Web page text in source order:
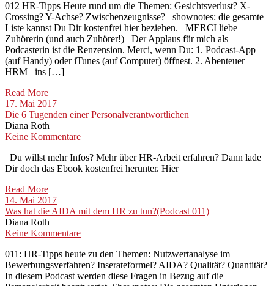
012 HR-Tipps Heute rund um die Themen: Gesichtsverlust? X-
Crossing? Y-Achse? Zwischenzeugnisse? shownotes: die gesamte
Liste kannst Du Dir kostenfrei hier beziehen. MERCI liebe
Zuhörerin (und auch Zuhörer!) Der Applaus für mich als
Podcasterin ist die Renzension. Merci, wenn Du: 1. Podcast-App
(auf Handy) oder iTunes (auf Computer) öffnest. 2. Abenteuer
HRM ins […]
Read More
17. Mai 2017
Die 6 Tugenden einer Personalverantwortlichen
Diana Roth
Keine Kommentare
Du willst mehr Infos? Mehr über HR-Arbeit erfahren? Dann lade
Dir doch das Ebook kostenfrei herunter. Hier
Read More
14. Mai 2017
Was hat die AIDA mit dem HR zu tun?(Podcast 011)
Diana Roth
Keine Kommentare
011: HR-Tipps heute zu den Themen: Nutzwertanalyse im
Bewerbungsverfahren? Inserateformel? AIDA? Qualität? Quantität?
In diesem Podcast werden diese Fragen in Bezug auf die